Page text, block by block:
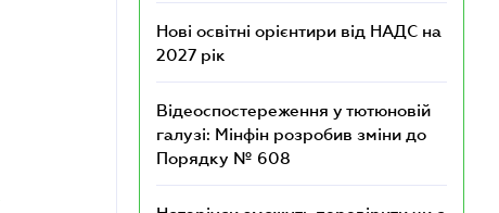
Нові освітні орієнтири від НАДС на
2027 рік
Відеоспостереження у тютюновій
галузі: Мінфін розробив зміни до
Порядку № 608